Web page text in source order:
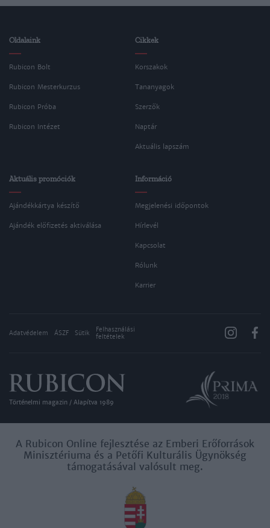
Oldalaink
Rubicon Bolt
Rubicon Mesterkurzus
Rubicon Próba
Rubicon Intézet
Cikkek
Korszakok
Tananyagok
Szerzők
Naptár
Aktuális lapszám
Aktuális promóciók
Ajándékkártya készítő
Ajándék előfizetés aktiválása
Információ
Megjelenési időpontok
Hírlevél
Kapcsolat
Rólunk
Karrier
Adatvédelem ÁSZF Sütik
Felhasználási
feltételek
Történelmi magazin / Alapítva 1989
A Rubicon Online fejlesztése az Emberi Erőforrások
Minisztériuma és a Petőfi Kulturális Ügynökség
támogatásával valósult meg.